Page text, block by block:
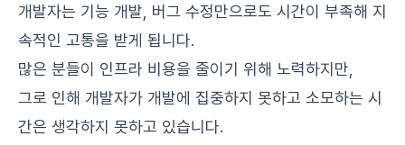
개발자는 기능 개발, 버그 수정만으로도 시간이 부족해 지
속적인 고통을 받게 됩니다.
많은 분들이 인프라 비용을 줄이기 위해 노력하지만,
그로 인해 개발자가 개발에 집중하지 못하고 소모하는 시
간은 생각하지 못하고 있습니다.